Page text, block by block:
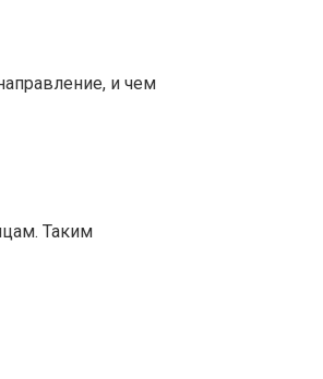
и чем
Таким